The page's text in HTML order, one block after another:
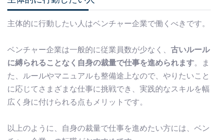
主体的に行動したい人はベンチャー企業で働くべきです。
ベンチャー企業は一般的に従業員数が少なく、 古いルール
に縛られることなく自身の裁量で仕事を進められます。ま
た、ルールやマニュアルも整備途上なので、やりたいこと
に応じてさまざまな仕事に挑戦でき、実践的なスキルを幅
広く身に付けられる点もメリットです。
以上のように、自身の裁量で仕事を進めたい方には、ベン